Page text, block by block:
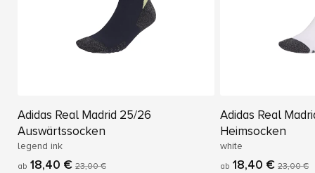
Adidas Real Madrid 25/26
Auswärtssocken
legend ink
ab 18,40 € 23,00 €
Adidas Real
Heimsocken
white
ab 18,40 € 23,00 €